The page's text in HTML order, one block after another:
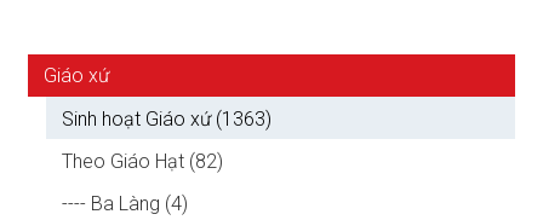
Giáo xứ
Sinh hoạt Giáo xứ (1363)
Theo Giáo Hạt (82)
---- Ba Làng (4)